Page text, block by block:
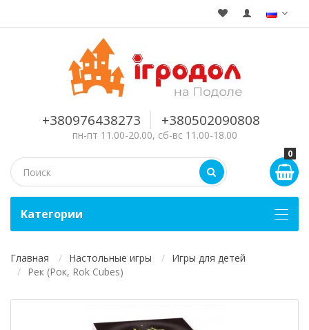
+380976438273 +380502090808
пн-пт 11.00-20.00, сб-вс 11.00-18.00
0
Kатегории
Главная Настольные игры
Игры для детей
Рек (Рок, Rok Cubes)